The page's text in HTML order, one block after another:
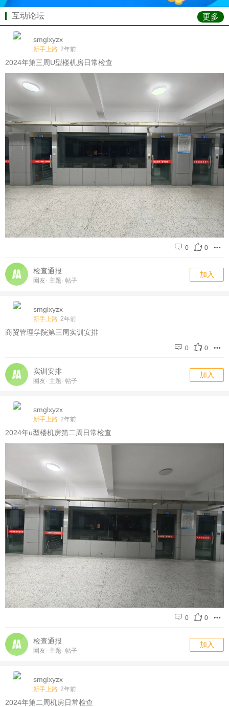
互动论坛 更多
smglxyzx
新手上路 2年前
2024年第三周U型楼机房日常检查
0
0
加入
检查通报
圈友· 主题· 帖子
smglxyzx
新手上路 2年前
商贸管理学院第三周实训安排
0
0
加入
实训安排
圈友· 主题· 帖子
smglxyzx
新手上路 2年前
2024年u型楼机房第二周日常检查
0
0
加入
检查通报
圈友· 主题· 帖子
smglxyzx
新手上路 2年前
2024年第二周机房日常检查